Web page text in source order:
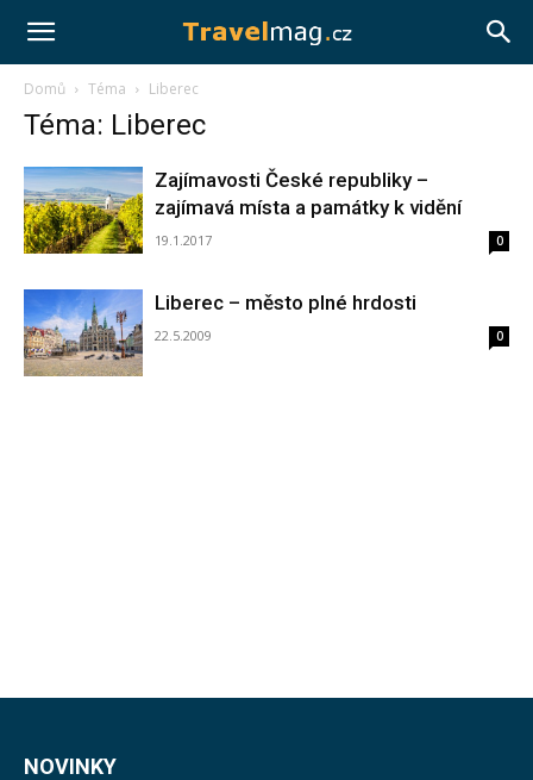
Travelmag.cz
Domů Téma Liberec
Téma: Liberec
Zajímavosti České republiky –
zajímavá místa a památky k vidění
19.1.2017 0
Liberec – město plné hrdosti
22.5.2009 0
NOVINKY